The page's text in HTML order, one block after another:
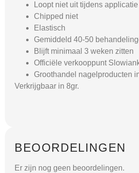
Loopt niet uit tijdens applicatie
Chipped niet
Elastisch
Gemiddeld 40-50
Blijft minimaal 3 weken zitten
Officiële verkooppunt
Groothandel nagelproducten
Verkrijgbaar in 8gr.
BEOORDELINGEN
Er zijn nog geen beoordelingen.